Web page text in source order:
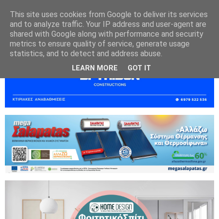
This site uses cookies from Google to deliver its services
and to analyze traffic. Your IP address and user-agent are
shared with Google along with performance and security
metrics to ensure quality of service, generate usage
statistics, and to detect and address abuse.
LEARN MORE GOT IT